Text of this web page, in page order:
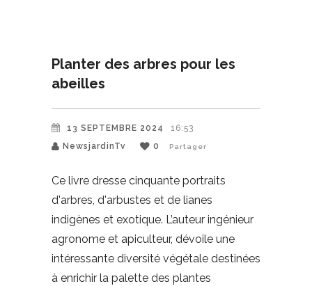
Planter des arbres pour les
abeilles
13 SEPTEMBRE 2024
16:53
NewsjardinTv
0 Partager
Ce livre dresse cinquante portraits
d'arbres, d'arbustes et de lianes
indigènes et exotique. L’auteur ingénieur
agronome et apiculteur, dévoile une
intéressante diversité végétale destinées
à enrichir la palette des plantes